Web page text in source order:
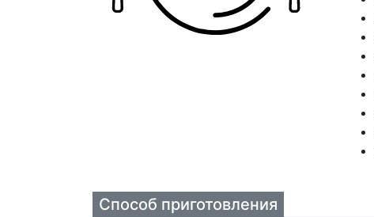
Способ приготовления